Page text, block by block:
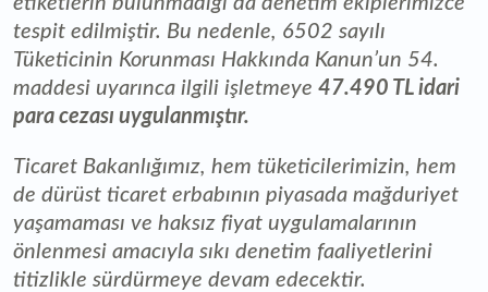
tespit edilmiştir. Bu nedenle, 6502 sayılı
Tüketicinin Korunması Hakkında Kanun’un 54.
maddesi uyarınca ilgili işletmeye 47.490 TL idari
para cezası uygulanmıştır.
Ticaret Bakanlığımız, hem tüketicilerimizin, hem
de dürüst ticaret erbabının piyasada mağduriyet
yaşamaması ve haksız fiyat uygulamalarının
önlenmesi amacıyla sıkı denetim faaliyetlerini
titizlikle sürdürmeye devam edecektir.